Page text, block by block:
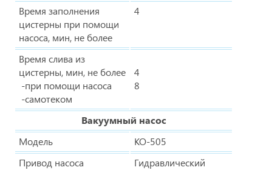
Время заполнения
цистерны при помощи
насоса, мин, не более
4
Время слива из
цистерны, мин, не более
-при помощи насоса
-самотеком
4
8
Вакуумный насос
Модель
КО-505
Привод насоса
Гидравлический